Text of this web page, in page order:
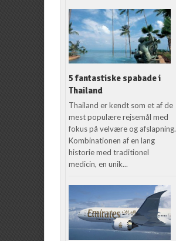
5 fantastiske spabade i
Thailand
Thailand er kendt som et af de
mest populære rejsemål med
fokus på velvære og afslapning.
Kombinationen af en lang
historie med traditionel
medicin, en unik...